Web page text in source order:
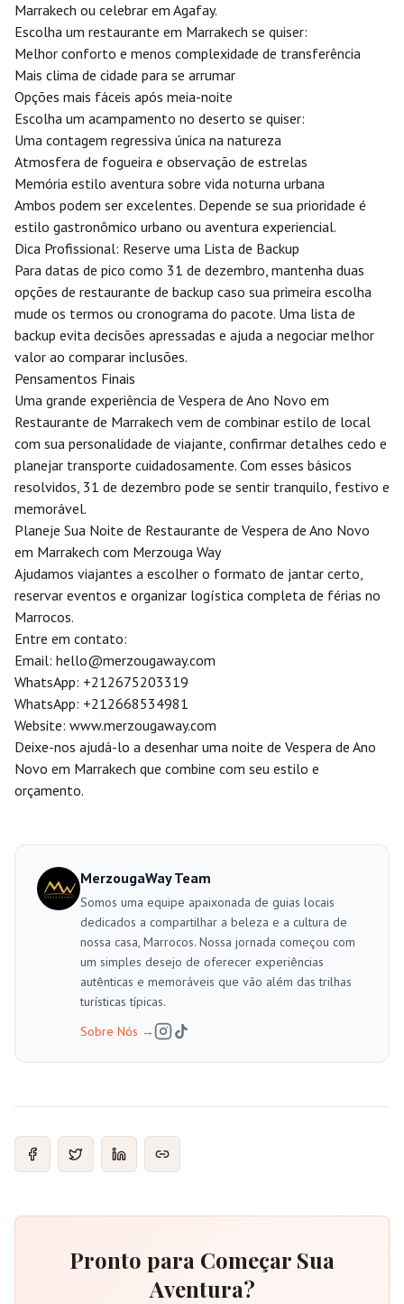
Marrakech ou celebrar em Agafay.
Escolha um restaurante em Marrakech se quiser:
Melhor conforto e menos complexidade de transferência
Mais clima de cidade para se arrumar
Opções mais fáceis após meia-noite
Escolha um acampamento no deserto se quiser:
Uma contagem regressiva única na natureza
Atmosfera de fogueira e observação de estrelas
Memória estilo aventura sobre vida noturna urbana
Ambos podem ser excelentes. Depende se sua prioridade é
estilo gastronômico urbano ou aventura experiencial.
Dica Profissional: Reserve uma Lista de Backup
Para datas de pico como 31 de dezembro, mantenha duas
opções de restaurante de backup caso sua primeira escolha
mude os termos ou cronograma do pacote. Uma lista de
backup evita decisões apressadas e ajuda a negociar melhor
valor ao comparar inclusões.
Pensamentos Finais
Uma grande experiência de Vespera de Ano Novo em
Restaurante de Marrakech vem de combinar estilo de local
com sua personalidade de viajante, confirmar detalhes cedo e
planejar transporte cuidadosamente. Com esses básicos
resolvidos, 31 de dezembro pode se sentir tranquilo, festivo e
memorável.
Planeje Sua Noite de Restaurante de Vespera de Ano Novo
em Marrakech com Merzouga Way
Ajudamos viajantes a escolher o formato de jantar certo,
reservar eventos e organizar logística completa de férias no
Marrocos.
Entre em contato:
Email: hello@merzougaway.com
WhatsApp: +212675203319
WhatsApp: +212668534981
Website: www.merzougaway.com
Deixe-nos ajudá-lo a desenhar uma noite de Vespera de Ano
Novo em Marrakech que combine com seu estilo e
orçamento.
MerzougaWay Team
Somos uma equipe apaixonada de guias locais
dedicados a compartilhar a beleza e a cultura de
nossa casa, Marrocos. Nossa jornada começou com
um simples desejo de oferecer experiências
autênticas e memoráveis que vão além das trilhas
turísticas típicas.
Sobre Nós →
Pronto para Começar Sua
Aventura?